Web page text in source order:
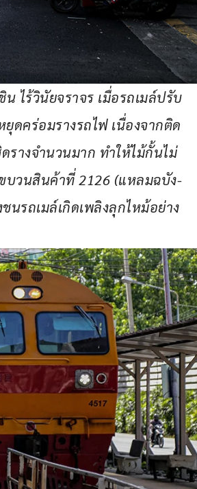
ไร้วินัยจราจร เมื่อรถเมล์ปรับ
ดคร่อมรางรถไฟ เนื่องจากติด
างจำนวนมาก ทำให้ไม้กั้นไม่
บวนสินค้าที่ 2126 (แหลมฉบัง-
รถเมล์เกิดเพลิงลุกไหม้อย่าง